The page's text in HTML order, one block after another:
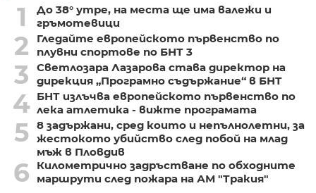
1
До 38° утре, на места ще има валежи и
гръмотевици
2
Гледайте европейското първенство по
плувни спортове по БНТ 3
3
Светлозара Лазарова става директор на
дирекция „Програмно съдържание“ в БНТ
4 БНТ излъчва европейското първенство по
лека атлетика - вижте програмата
5 8 задържани, сред които и непълнолетни, за
жестокото убийство след побой на млад
мъж в Пловдив
6
Километрично задръстване по обходните
маршрути след пожара на АМ "Тракия"